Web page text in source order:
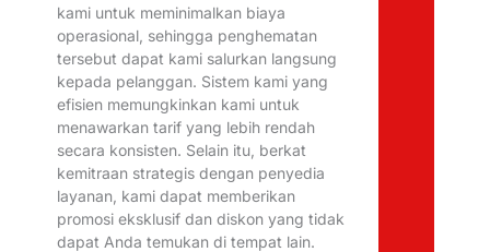
kami untuk meminimalkan biaya
operasional, sehingga penghematan
tersebut dapat kami salurkan langsung
kepada pelanggan. Sistem kami yang
efisien memungkinkan kami untuk
menawarkan tarif yang lebih rendah
secara konsisten. Selain itu, berkat
kemitraan strategis dengan penyedia
layanan, kami dapat memberikan
promosi eksklusif dan diskon yang tidak
dapat Anda temukan di tempat lain.